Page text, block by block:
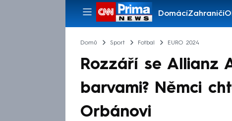
DomácíZahraničí
Pořady
Domů Sport Fotbal EURO 2024
Rozzáří se Allianz
barvami? Němci
Orbánovi